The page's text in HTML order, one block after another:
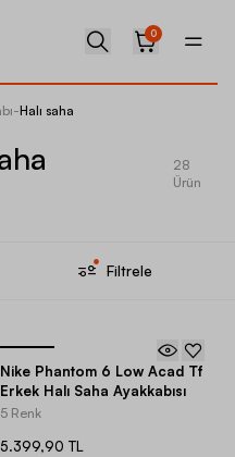
0
-Halı saha
28
Ürün
Filtrele
Nike Phantom 6 Low Acad Tf
Erkek Halı Saha Ayakkabısı
5 Renk
5.399,90 TL